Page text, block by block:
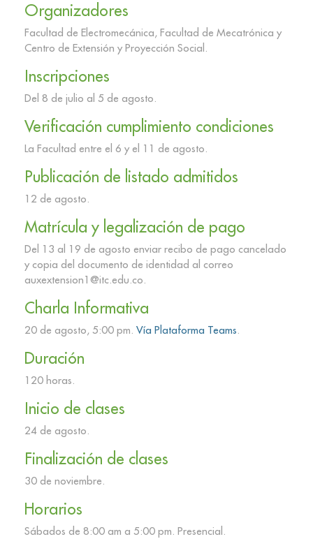
Organizadores
Facultad de Electromecánica, Facultad de Mecatrónica y
Centro de Extensión y Proyección Social.
Inscripciones
Del 8 de julio al 5 de agosto.
Verificación cumplimiento condiciones
La Facultad entre el 6 y el 11 de agosto.
Publicación de listado admitidos
12 de agosto.
Matrícula y legalización de pago
Del 13 al 19 de agosto enviar recibo de pago cancelado
y copia del documento de identidad al correo
auxextension1@itc.edu.co.
Charla Informativa
20 de agosto, 5:00 pm. Vía Plataforma Teams.
Duración
120 horas.
Inicio de clases
24 de agosto.
Finalización de clases
30 de noviembre.
Horarios
Sábados de 8:00 am a 5:00 pm. Presencial.